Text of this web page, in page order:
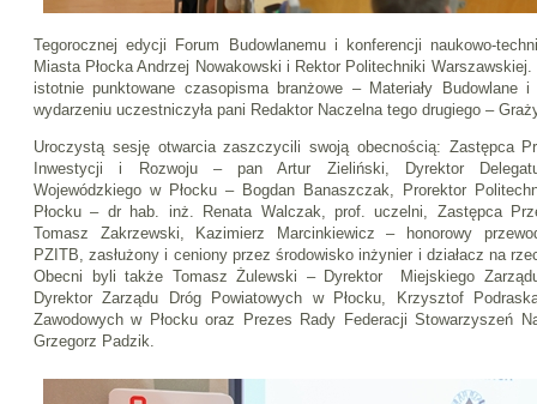
Tegorocznej edycji Forum Budowlanemu i konferencji naukowo-
Miasta Płocka Andrzej Nowakowski i Rektor Politechniki
istotnie punktowane czasopisma branżowe – Materiały Budowlane
wydarzeniu uczestniczyła pani Redaktor Naczelna tego drugiego –
Uroczystą sesję otwarcia zaszczycili swoją obecnością: Zastępca
Inwestycji i Rozwoju – pan Artur Zieliński, Dyrektor
Wojewódzkiego w Płocku – Bogdan Banaszczak, Prorektor
Płocku – dr hab. inż. Renata Walczak, prof. uczelni, Zastępca
Tomasz Zakrzewski, Kazimierz Marcinkiewicz – honorowy
PZITB, zasłużony i ceniony przez środowisko inżynier i działacz na
Obecni byli także Tomasz Żulewski – Dyrektor Miejskiego
Dyrektor Zarządu Dróg Powiatowych w Płocku, Krzysztof
Zawodowych w Płocku oraz Prezes Rady Federacji Stowarzyszeń
Grzegorz Padzik.